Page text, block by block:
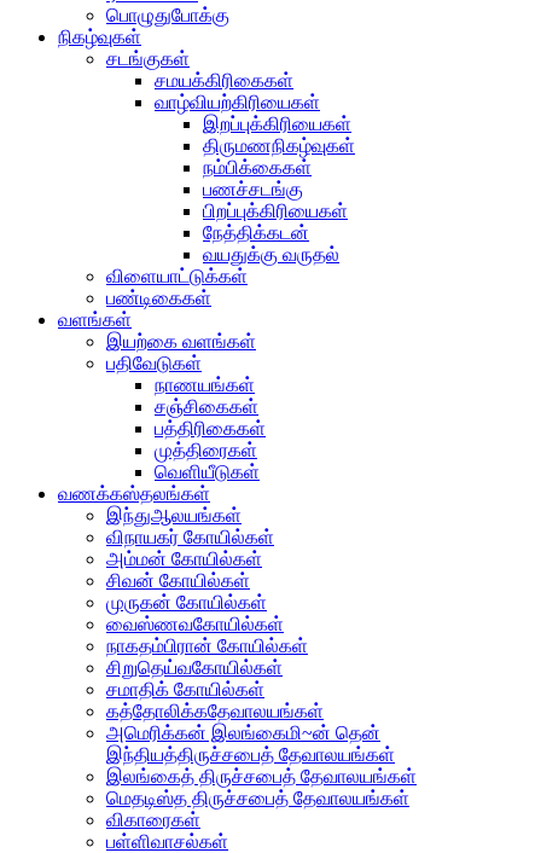
பொழுதுபோக்கு
நிகழ்வுகள்
சடங்குகள்
சமயக்கிரிகைகள்
வாழ்வியற்கிரியைகள்
இறப்புக்கிரியைகள்
திருமணநிகழ்வுகள்
நம்பிக்கைகள்
பணச்சடங்கு
பிறப்புக்கிரியைகள்
நேத்திக்கடன்
வயதுக்கு வருதல்
விளையாட்டுக்கள்
பண்டிகைகள்
வளங்கள்
இயற்கை வளங்கள்
பதிவேடுகள்
நாணயங்கள்
சஞ்சிகைகள்
பத்திரிகைகள்
முத்திரைகள்
வெளியீடுகள்
வணக்கஸ்தலங்கள்
இந்துஆலயங்கள்
விநாயகர் கோயில்கள்
அம்மன் கோயில்கள்
சிவன் கோயில்கள்
முருகன் கோயில்கள்
வைஸ்ணவகோயில்கள்
நாகதம்பிரான் கோயில்கள்
சிறுதெய்வகோயில்கள்
சமாதிக் கோயில்கள்
கத்தோலிக்கதேவாலயங்கள்
அமெரிக்கன் இலங்கைமி~ன் தென்
இந்தியத்திருச்சபைத் தேவாலயங்கள்
இலங்கைத் திருச்சபைத் தேவாலயங்கள்
மெதடிஸ்த திருச்சபைத் தேவாலயங்கள்
விகாரைகள்
பள்ளிவாசல்கள்